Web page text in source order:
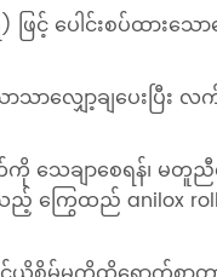
ြင့် ပေါင်းစပ်ထားသေ
ာလျှော့ချပေးပြီး
ချာစေရန်၊ မတူညီသ
ကြွေထည် anilox